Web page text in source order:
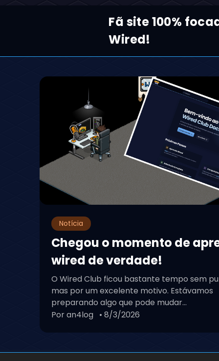
Fã site 100%
Wired!
Notícia
Chegou o momento de
wired de verdade!
O Wired Club ficou bastante tempo sem
mas por um excelente motivo. Estávamos
preparando algo que pode mudar...
Por an4log • 8/3/2026